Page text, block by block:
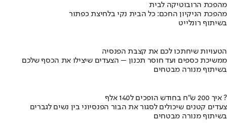
מהפכת הרובוטיקה לבית
מהפכת הניקיון החכם: כל הבית נקי בלחיצת כפתור
בשיתוף רונלייט
הטעויות שיחתכו לכם את קצבת הפנסיה
ממשיכת כספים ועד חוסר תכנון – הצעדים שיצילו את הכסף שלכם
בשיתוף מנורה מבטחים
איך 200 ש"ח בחודש הופכים ל140 אלף ?
צעדים קטנים שיכולים לסגור את הבור הפנסיוני בין נשים לגברים
בשיתוף מנורה מבטחים